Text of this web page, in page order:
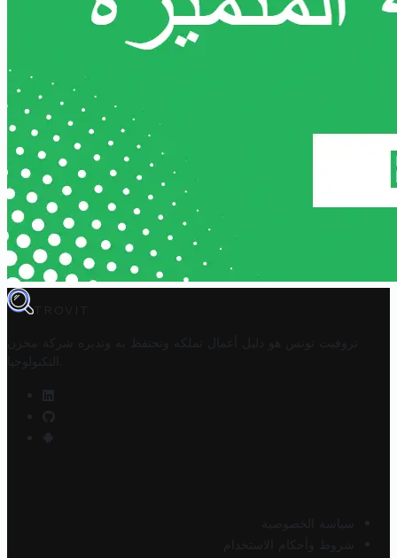
TROVIT
تروفيت تونس هو دليل أعمال تملكه وتحتفظ به وتديره
شركة مخزن
التكنولوجيا
سياسة الخصوصية
شروط وأحكام الاستخدام